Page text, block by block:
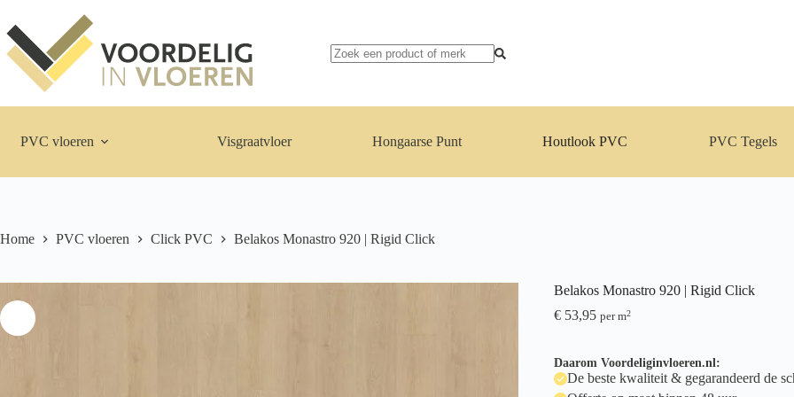
naar
de
inhoud
PVC vloeren Visgraatvloer Hongaarse Punt Houtlook PVC PVC Tegels
Home PVC vloeren Click PVC Belakos Monastro 920 | Rigid Click
Belakos Monastro 920 | Rigid Click
€53,95 per m2
Daarom Voordeliginvloeren.nl:
De beste kwaliteit & gegarandeerd de